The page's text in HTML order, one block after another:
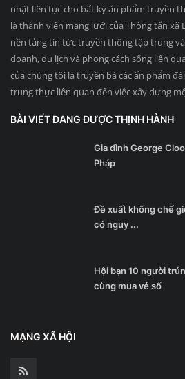
nhật liên tục cho bất kỳ ấn phẩm truyền
là thành viên mạng lưới của Thông tấn xã
nền tảng tin tức truyền thông tập trung
doanh, du lịch và phong cách sống liên
của chúng tôi là truyền bá các ấn phẩm
trung thực liên quan đến việc xây dựng
BÀI VIẾT ĐANG ĐƯỢC THỊNH HÀNH
Gia đình George
Pháp
Đề xuất khống chế
có nguy ...
Hội bạn 10 người
cùng mua vé số
MẠNG XÃ HỘI